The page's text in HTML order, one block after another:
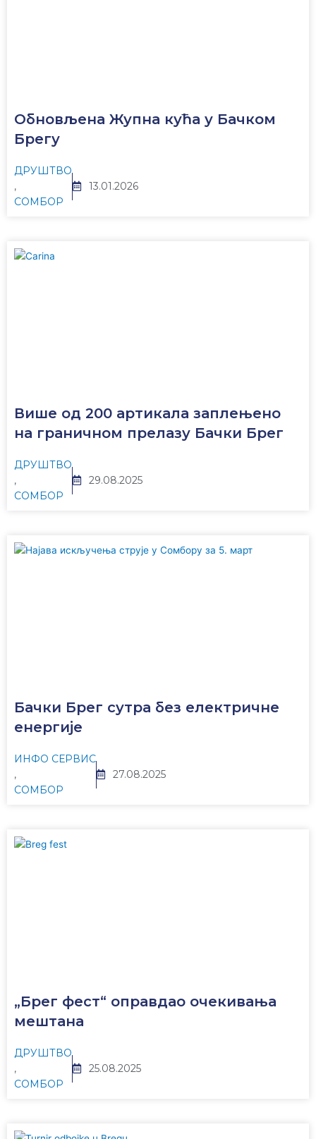
Обновљена Жупна кућа у Бачком
Брегу
ДРУШТВО
,
СОМБОР
13.01.2026
Више од 200 артикала заплењено
на граничном прелазу Бачки Брег
ДРУШТВО
,
СОМБОР
29.08.2025
Бачки Брег сутра без електричне
енергије
ИНФО СЕРВИС
,
СОМБОР
27.08.2025
„Брег фест“ оправдао очекивања
мештана
ДРУШТВО
,
СОМБОР
25.08.2025